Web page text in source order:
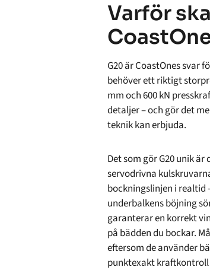
Varför
G20 är CoastOnes svar
behöver ett riktigt
mm och 600 kN
detaljer – och gör det
teknik kan erbjuda.
Det som gör G20 unik
servodrivna
bockningslinjen i realtid
underbalkens böjning
garanterar en korrekt
på bädden du bockar.
eftersom de använder
punktexakt kraftkontroll